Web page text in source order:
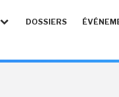
DOSSIERS